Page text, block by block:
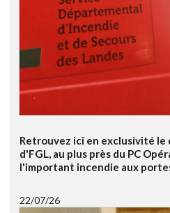
Retrouvez ici en exclusivité
d'FGL, au plus près du PC
l'important incendie aux portes
22/07/26